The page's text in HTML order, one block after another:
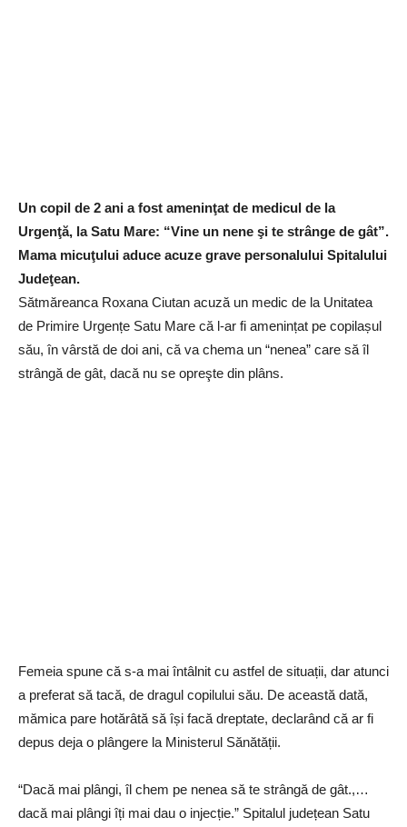
Un copil de 2 ani a fost ameninţat de medicul de la
Urgenţă, la Satu Mare: “Vine un nene şi te strânge de gât”.
Mama micuţului aduce acuze grave personalului Spitalului
Judeţean.
Sătmăreanca Roxana Ciutan acuză un medic de la Unitatea
de Primire Urgențe Satu Mare că l-ar fi amenințat pe copilașul
său, în vârstă de doi ani, că va chema un “nenea” care să îl
strângă de gât, dacă nu se opreşte din plâns.
Femeia spune că s-a mai întâlnit cu astfel de situații, dar atunci
a preferat să tacă, de dragul copilului său. De această dată,
mămica pare hotărâtă să își facă dreptate, declarând că ar fi
depus deja o plângere la Ministerul Sănătății.
“Dacă mai plângi, îl chem pe nenea să te strângă de gât.,…
dacă mai plângi îți mai dau o injecție.” Spitalul județean Satu